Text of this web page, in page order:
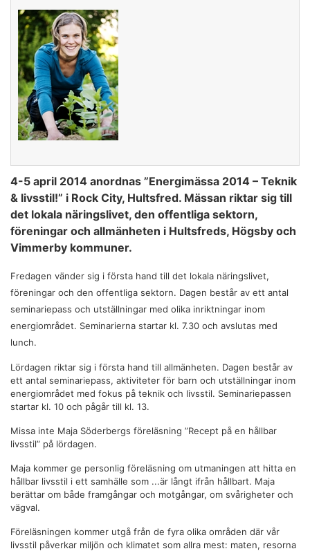
4-5 april 2014 anordnas ”Energimässa 2014 – Teknik
& livsstil!” i Rock City, Hultsfred. Mässan riktar sig till
det lokala näringslivet, den offentliga sektorn,
föreningar och allmänheten i Hultsfreds, Högsby och
Vimmerby kommuner.
Fredagen vänder sig i första hand till det lokala näringslivet,
föreningar och den offentliga sektorn. Dagen består av ett antal
seminariepass och utställningar med olika inriktningar inom
energiområdet. Seminarierna startar kl. 7.30 och avslutas med
lunch.
Lördagen riktar sig i första hand till allmänheten. Dagen består av
ett antal seminariepass, aktiviteter för barn och utställningar inom
energiområdet med fokus på teknik och livsstil. Seminariepassen
startar kl. 10 och pågår till kl. 13.
Missa inte Maja Söderbergs föreläsning ”Recept på en hållbar
livsstil” på lördagen.
Maja kommer ge personlig föreläsning om utmaningen att hitta en
hållbar livsstil i ett samhälle som ...är långt ifrån hållbart. Maja
berättar om både framgångar och motgångar, om svårigheter och
vägval.
Föreläsningen kommer utgå från de fyra olika områden där vår
livsstil påverkar miljön och klimatet som allra mest: maten, resorna